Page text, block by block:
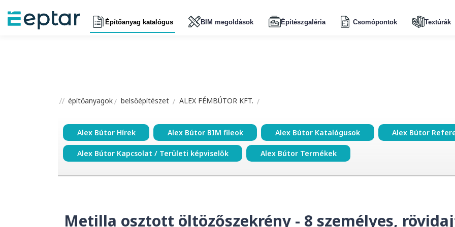
Építőanyag katalógus BIM megoldások Építészgaléria Csomópontok Textúrák
építőanyagok belsőépítészet ALEX FÉMBÚTOR KFT.
Alex Bútor Hírek Alex Bútor BIM fileok Alex Bútor Katalógusok Alex Bútor
Alex Bútor Kapcsolat / Területi képviselők Alex Bútor Termékek
Metilla osztott öltözőszekrény - 8 személyes,